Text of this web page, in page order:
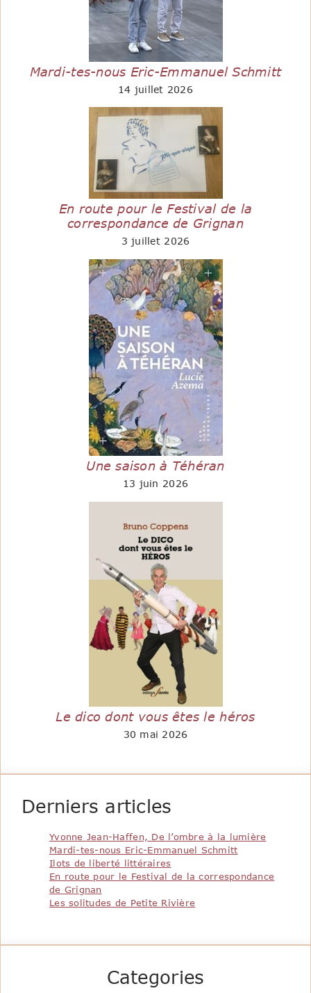
Mardi-tes-nous Eric-Emmanuel Schmitt
14 juillet 2026
En route pour le Festival de la
correspondance de Grignan
3 juillet 2026
Une saison à Téhéran
13 juin 2026
Le dico dont vous êtes le héros
30 mai 2026
Derniers articles
Yvonne Jean-Haffen, De l’ombre à la lumière
Mardi-tes-nous Eric-Emmanuel Schmitt
Ilots de liberté littéraires
En route pour le Festival de la correspondance
de Grignan
Les solitudes de Petite Rivière
Categories